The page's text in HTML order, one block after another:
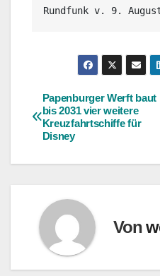
Rundfunk v. 9.
Papenburger Werft baut
bis 2031 vier weitere
Kreuzfahrtschiffe für
Disney
Von